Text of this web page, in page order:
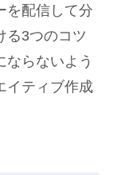
を配信して分
る3つのコツ
ならないよう
イティブ作成